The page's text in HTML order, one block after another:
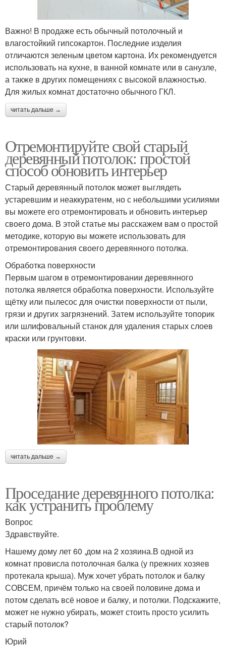
Важно! В продаже есть обычный потолочный и
влагостойкий гипсокартон. Последние изделия
отличаются зеленым цветом картона. Их рекомендуется
использовать на кухне, в ванной комнате или в санузле,
а также в других помещениях с высокой влажностью.
Для жилых комнат достаточно обычного ГКЛ.
читать дальше →
Отремонтируйте свой старый
деревянный потолок: простой
способ обновить интерьер
Старый деревянный потолок может выглядеть
устаревшим и неаккуратенм, но с небольшими усилиями
вы можете его отремонтировать и обновить интерьер
своего дома. В этой статье мы расскажем вам о простой
методике, которую вы можете использовать для
отремонтирования своего деревянного потолка.
Обработка поверхности
Первым шагом в отремонтировании деревянного
потолка является обработка поверхности. Используйте
щётку или пылесос для очистки поверхности от пыли,
грязи и других загрязнений. Затем используйте топорик
или шлифовальный станок для удаления старых слоев
краски или грунтовки.
читать дальше →
Проседание деревянного потолка:
как устранить проблему
Вопрос
Здравствуйте.
Нашему дому лет 60 ,дом на 2 хозяина.В одной из
комнат провисла потолочная балка (у прежних хозяев
протекала крыша). Муж хочет убрать потолок и балку
СОВСЕМ, причём только на своей половине дома и
потом сделать всё новое и балку, и потолки. Подскажите,
может не нужно убирать, может стоить просто усилить
старый потолок?
Юрий